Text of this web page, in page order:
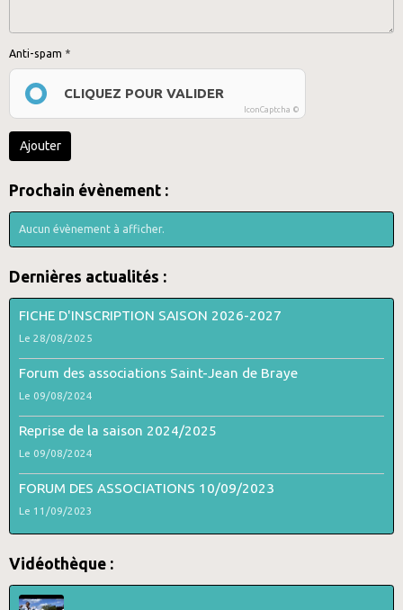
Anti-spam
CLIQUEZ POUR VALIDER
IconCaptcha ©
Ajouter
Prochain évènement :
Aucun évènement à afficher.
Dernières actualités :
FICHE D'INSCRIPTION SAISON 2026-2027
Le 28/08/2025
Forum des associations Saint-Jean de Braye
Le 09/08/2024
Reprise de la saison 2024/2025
Le 09/08/2024
FORUM DES ASSOCIATIONS 10/09/2023
Le 11/09/2023
Vidéothèque :